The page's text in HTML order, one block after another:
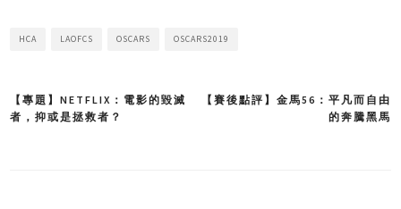
HCA LAOFCS OSCARS OSCARS2019
Post
【賽後點評】金馬56：平凡而自由
的奔騰黑馬
【專題】NETFLIX：電影的毀滅
者，抑或是拯救者？